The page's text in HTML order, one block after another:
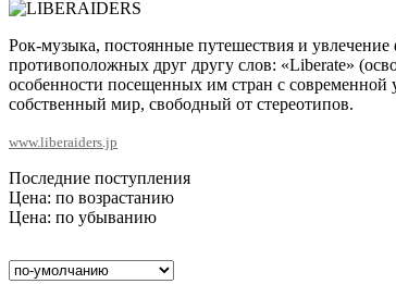
Рок-музыка, постоянные путешествия и увлечение
противоположных друг другу слов: «Liberate»
особенности посещенных им стран с
собственный мир, свободный от стереотипов.
www.liberaiders.jp
Последние поступления
Цена: по возрастанию
Цена: по убыванию